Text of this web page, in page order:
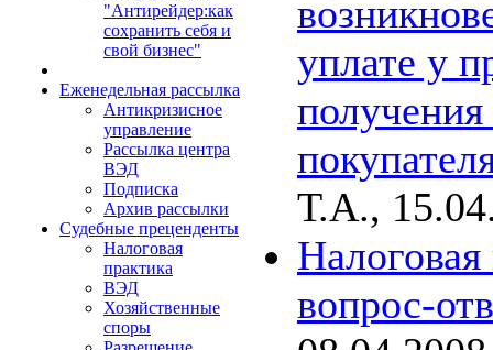
"Антирейдер:как
сохранить себя и
свой бизнес"
Еженедельная рассылка
Антикризисное
управление
Рассылка центра
ВЭД
Подписка
Архив рассылки
Судебные преценденты
Налоговая
практика
ВЭД
Хозяйственные
споры
уплате у
Т.А.,
Налоговая
вопрос-